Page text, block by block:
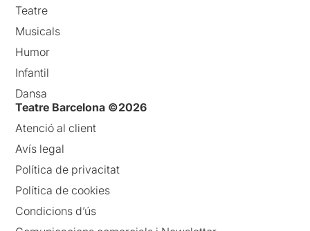
Teatre
Musicals
Humor
Infantil
Dansa
Teatre Barcelona ©2026
Atenció al client
Avís legal
Política de privacitat
Política de cookies
Condicions d’ús